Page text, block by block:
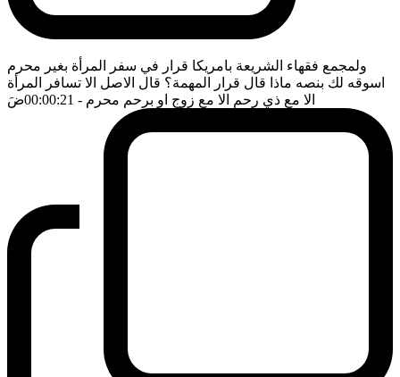
ولمجمع فقهاء الشريعة بامريكا قرار في سفر المرأة بغير محرم
اسوقه لك بنصه ماذا قال قرار المهمة؟ قال الاصل الا تسافر المرأة
الا مع ذي رحم الا مع زوج او برحم محرم - 00:00:21 ضَ